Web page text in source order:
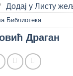
Додај у Листу
Библиотека
Драган